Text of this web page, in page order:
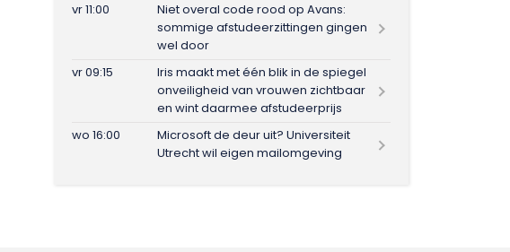
vr 11:00
Niet overal code rood op Avans:
sommige afstudeerzittingen gingen
wel door
vr 09:15
Iris maakt met één blik in de spiegel
onveiligheid van vrouwen zichtbaar
en wint daarmee afstudeerprijs
wo 16:00
Microsoft de deur uit? Universiteit
Utrecht wil eigen mailomgeving